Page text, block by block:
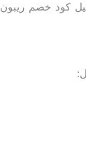
كود خصم ريبون